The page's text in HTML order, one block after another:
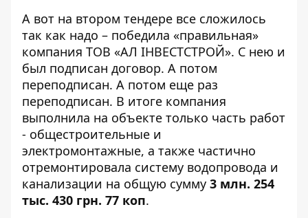
А вот на втором тендере все сложилось
так как надо – победила «правильная»
компания ТОВ «АЛ ІНВЕСТСТРОЙ». С нею и
был подписан договор. А потом
переподписан. А потом еще раз
переподписан. В итоге компания
выполнила на объекте только часть работ
- общестроительные и
электромонтажные, а также частично
отремонтировала систему водопровода и
канализации на общую сумму 3 млн. 254
тыс. 430 грн. 77 коп.